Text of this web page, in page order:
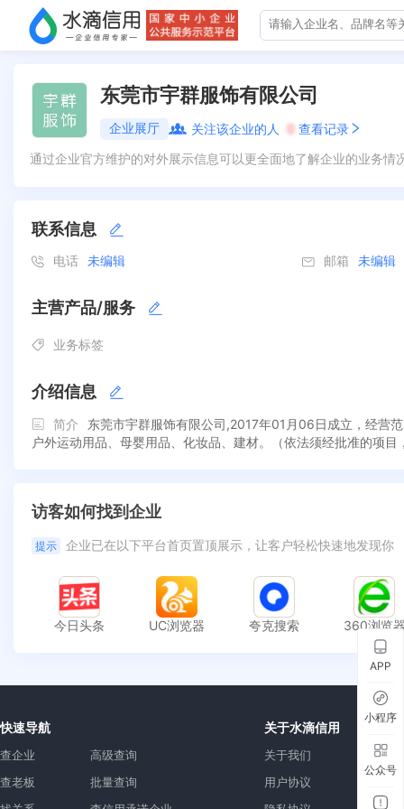
东莞市宇群服饰有限公司
企业展厅 关注该企业的人 0 查看记录
通过企业官方维护的对外展示信息可以更全面地了解企业的业务
联系信息
电话 未编辑 邮箱 未编辑
主营产品/服务
业务标签
介绍信息
简介
东莞市宇群服饰有限公司,2017年01月06日成立，经营
户外运动用品、母婴用品、化妆品、建材。（依法须经批准的项
访客如何找到企业
提示 企业已在以下平台首页置顶展示，让客户轻松快速地发现你
今日头条 UC浏览器 夸克搜索 360浏览
快速导航
查企业
查老板
高级查询
批量查询
关于水滴信用
关于我们
用户协议
APP
小程序
公众号